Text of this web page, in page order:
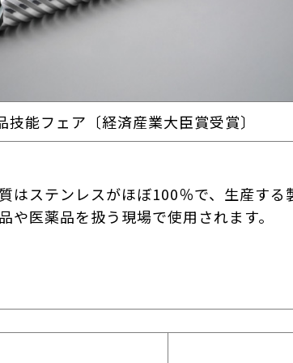
能フェア〔経済産業大臣賞受賞〕
はステンレスがほぼ100％で、生産する
や医薬品を扱う現場で使用されます。